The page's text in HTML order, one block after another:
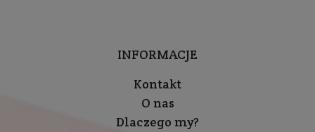
INFORMACJE
Kontakt
O nas
Dlaczego my?